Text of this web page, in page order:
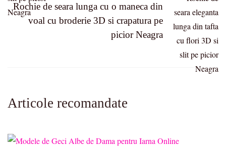
Rochie de seara lunga cu o maneca din
voal cu broderie 3D si crapatura pe
picior Neagra
Articole recomandate